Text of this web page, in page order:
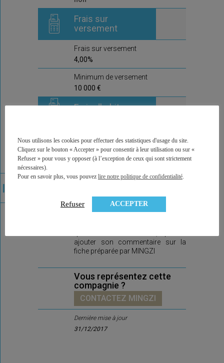
Frais sur
versement
Frais sur versement
4,00%
Minimum de versement
10 000 €
Frais d'arbitrage
0,6%
Arbitrages offerts
compagnie
ajouter son commentaire sur la
fiche préparée par MINGZI
Vous représentez cette
compagnie ?
CONTACTEZ MINGZI
Dernière mise à jour
31/12/2017
Nous utilisons les cookies pour effectuer des statistiques d'usage du site.
Cliquez sur le bouton « Accepter » pour consentir à leur utilisation ou sur «
Refuser » pour vous y opposer (à l’exception de ceux qui sont strictement
nécessaires).
Pour en savoir plus, vous pouvez lire notre politique de confidentialité
Refuser ACCEPTER